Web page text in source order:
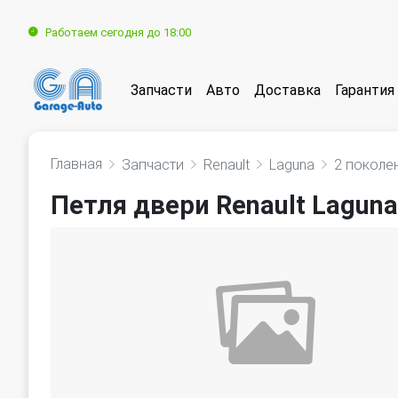
Работаем сегодня до 18:00
Запчасти Авто Доставка Гарантия
Главная Запчасти Renault Laguna 2
Петля двери Renault